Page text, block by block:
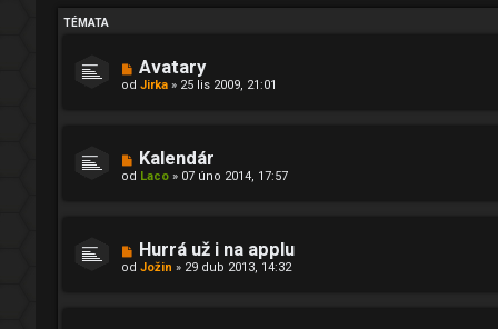
TÉMATA
Avatary
od Jirka » 25 lis 2009, 21:01
Kalendár
od Laco » 07 úno 2014, 17:57
Hurrá už i na applu
od Jožin » 29 dub 2013, 14:32